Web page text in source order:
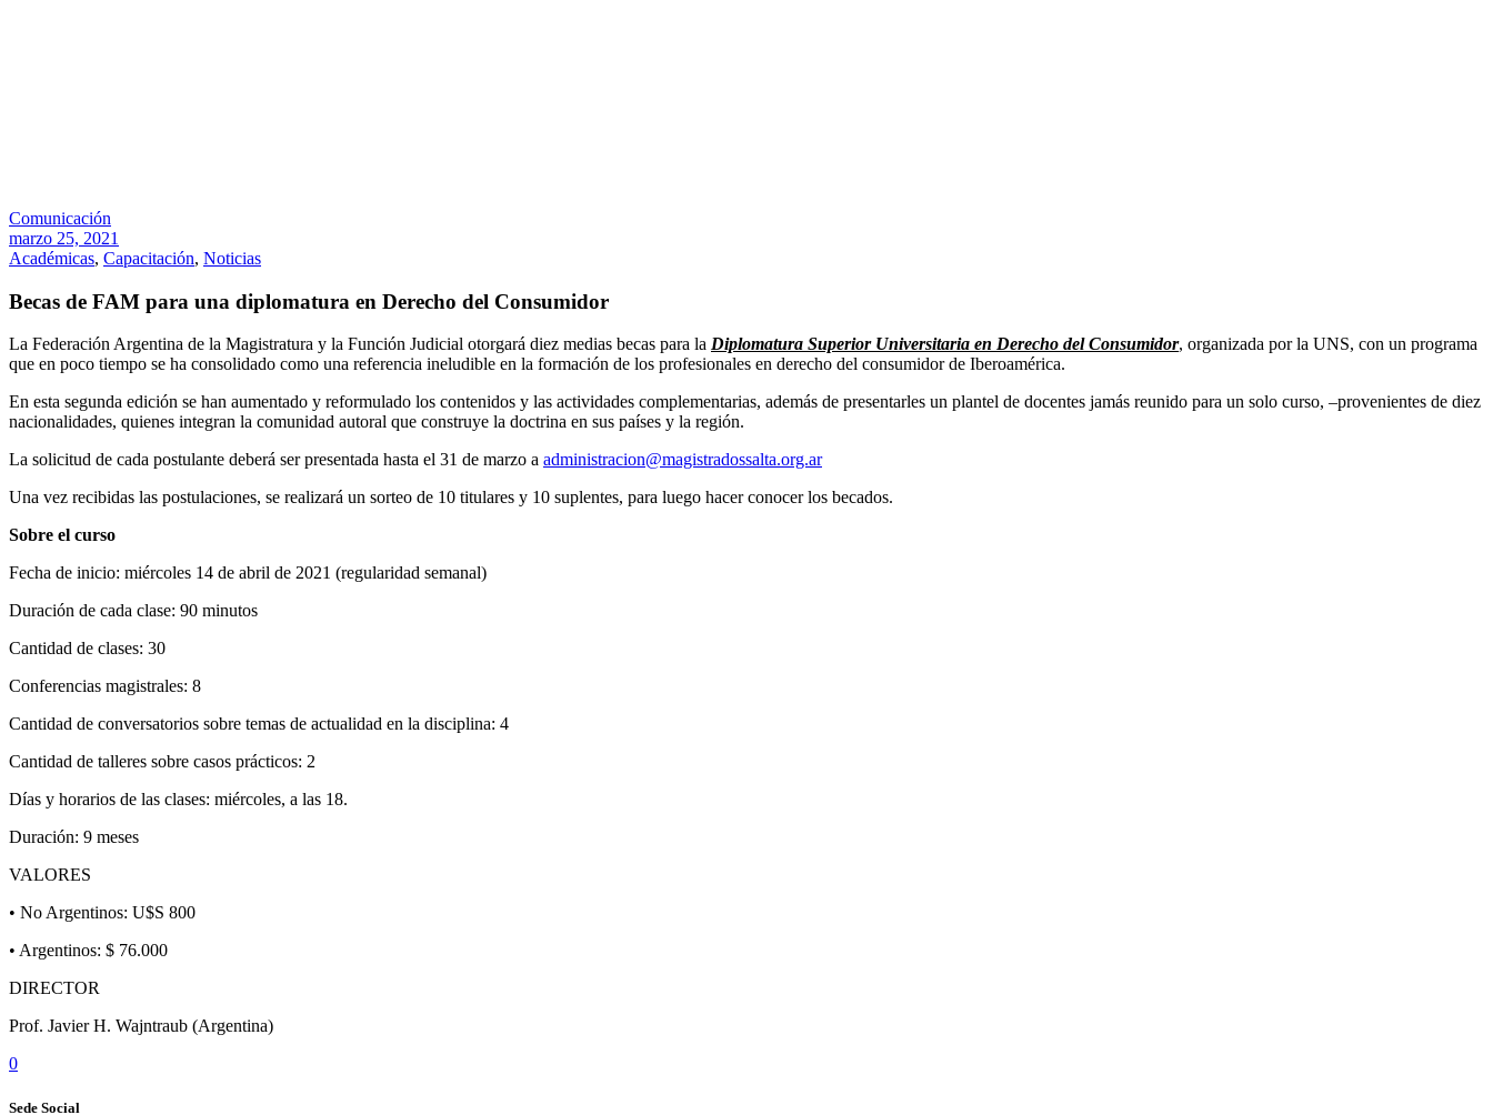
Comunicación
marzo 25, 2021
Académicas, Capacitación, Noticias
Becas de FAM para una diplomatura en Derecho del Consumidor
La Federación Argentina de la Magistratura y la Función Judicial otorgará diez medias becas para la Diplomatura Superior Universitaria en Derecho del Consumidor, organizada por la UNS, con un programa
que en poco tiempo se ha consolidado como una referencia ineludible en la formación de los profesionales en derecho del consumidor de Iberoamérica.
En esta segunda edición se han aumentado y reformulado los contenidos y las actividades complementarias, además de presentarles un plantel de docentes jamás reunido para un solo curso, –provenientes de diez
nacionalidades, quienes integran la comunidad autoral que construye la doctrina en sus países y la región.
La solicitud de cada postulante deberá ser presentada hasta el 31 de marzo a administracion@magistradossalta.org.ar
Una vez recibidas las postulaciones, se realizará un sorteo de 10 titulares y 10 suplentes, para luego hacer conocer los becados.
Sobre el curso
Fecha de inicio: miércoles 14 de abril de 2021 (regularidad semanal)
Duración de cada clase: 90 minutos
Cantidad de clases: 30
Conferencias magistrales: 8
Cantidad de conversatorios sobre temas de actualidad en la disciplina: 4
Cantidad de talleres sobre casos prácticos: 2
Días y horarios de las clases: miércoles, a las 18.
Duración: 9 meses
VALORES
• No Argentinos: U$S 800
• Argentinos: $ 76.000
DIRECTOR
Prof. Javier H. Wajntraub (Argentina)
0
Sede Social